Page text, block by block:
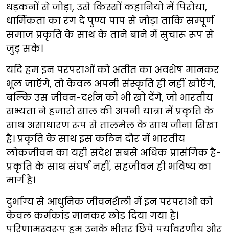
धड़कनों से जोड़ा, उसे किस्सों कहानियो में पिरोया,
धार्मिकता का रंग दे पुण्य पाप से जोड़ा ताकि सम्पूर्ण
समाज प्रकृति के साथ के ताने बाने में सुचारू रूप से
जुड़ सके।
यदि हम इन परंपराओं को अतीत का अवशेष मानकर
भूल जाएँगे, तो केवल अपनी संस्कृति ही नहीं खोएँगे,
बल्कि उस जीवन-दर्शन को भी खो देंगे, जो भारतीय
सभ्यता ने हजारो साल की अपनी यात्रा में प्रकृति के
साथ असाधारण रूप से तालमेल के साथ जीना सिखा
है। प्रकृति के साथ इस कठिन दौर में भारतीय
लोकजीवन का यही संदेश सबसे अधिक प्रासंगिक है-
प्रकृति के साथ संघर्ष नहीं, सहजीवन ही भविष्य का
मार्ग है।
दुर्भाग्य से आधुनिक जीवनशैली में इन परंपराओं को
केवल कर्मकांड मानकर छोड़ दिया गया है।
परिणामस्वरूप हम उनके भीतर छिपे पर्यावरणीय और